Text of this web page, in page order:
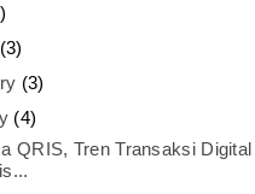
(3)
(3)
(4)
QRIS, Tren Transaksi